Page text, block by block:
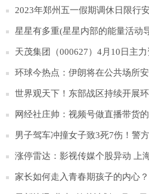
卖出15辆|今日聚焦
2023年郑州五一假期调休日限行
星星有多重(星星内部的能量活动
天茂集团（000627）4月10日主
环球今热点：伊朗将在公共场所
性，违者将予警告
世界观天下！东部战区持续开展
锁台态势
网经社庄帅：视频号做直播带货
完整私域生态_天天视点
男子驾车冲撞女子致3死7伤！警
涨停雷达：影视传媒个股异动 上
家长如何走入青春期孩子的内心